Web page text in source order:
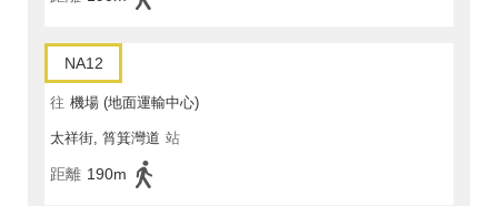
NA12
往 機場 (地面運輸中心)
太祥街, 筲箕灣道 站
距離 190m